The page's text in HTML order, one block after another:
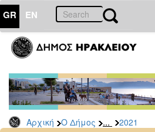
GR EN
Αρχική Ο Δήμος ... 2021
ΔΗΜΟΣ
Δελτία
Τύπου
Αρχείο
2026